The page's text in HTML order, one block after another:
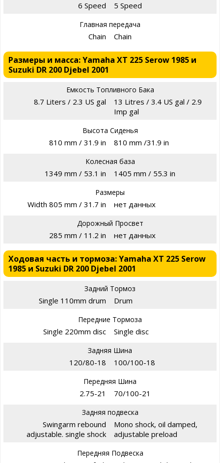
6 Speed 5 Speed
Главная передача
Chain Chain
Размеры и масса: Yamaha XT 225 Serow 1985 и
Suzuki DR 200 Djebel 2001
Емкость Топливного Бака
8.7 Liters / 2.3 US gal
13 Litres / 3.4 US gal / 2.9
Imp gal
Высота Сиденья
810 mm / 31.9 in 810 mm /31.9 in
Колесная база
1349 mm / 53.1 in 1405 mm / 55.3 in
Размеры
Width 805 mm / 31.7 in нет данных
Дорожный Просвет
285 mm / 11.2 in нет данных
Ходовая часть и тормоза: Yamaha XT 225 Serow
1985 и Suzuki DR 200 Djebel 2001
Задний Тормоз
Single 110mm drum Drum
Передние Тормоза
Single 220mm disc Single disc
Задняя Шина
120/80-18 100/100-18
Передняя Шина
2.75-21 70/100-21
Задняя подвеска
Swingarm rebound
adjustable. single shock
Mono shock, oil damped,
adjustable preload
Передняя Подвеска